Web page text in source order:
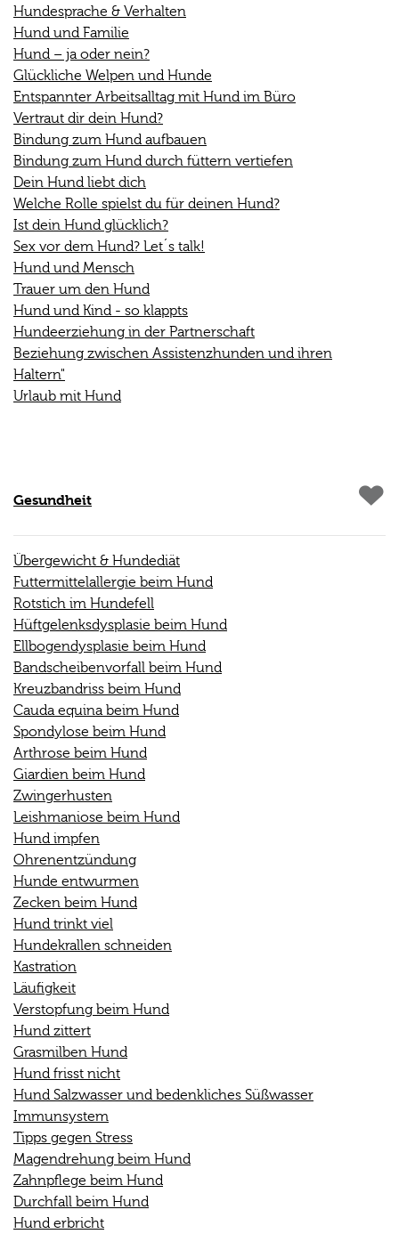
Hundesprache & Verhalten
Hund und Familie
Hund – ja oder nein?
Glückliche Welpen und Hunde
Entspannter Arbeitsalltag mit Hund im Büro
Vertraut dir dein Hund?
Bindung zum Hund aufbauen
Bindung zum Hund durch füttern vertiefen
Dein Hund liebt dich
Welche Rolle spielst du für deinen Hund?
Ist dein Hund glücklich?
Sex vor dem Hund? Let´s talk!
Hund und Mensch
Trauer um den Hund
Hund und Kind - so klappts
Hundeerziehung in der Partnerschaft
Beziehung zwischen Assistenzhunden und ihren
Haltern"
Urlaub mit Hund
Gesundheit
Übergewicht & Hundediät
Futtermittelallergie beim Hund
Rotstich im Hundefell
Hüftgelenksdysplasie beim Hund
Ellbogendysplasie beim Hund
Bandscheibenvorfall beim Hund
Kreuzbandriss beim Hund
Cauda equina beim Hund
Spondylose beim Hund
Arthrose beim Hund
Giardien beim Hund
Zwingerhusten
Leishmaniose beim Hund
Hund impfen
Ohrenentzündung
Hunde entwurmen
Zecken beim Hund
Hund trinkt viel
Hundekrallen schneiden
Kastration
Läufigkeit
Verstopfung beim Hund
Hund zittert
Grasmilben Hund
Hund frisst nicht
Hund Salzwasser und bedenkliches Süßwasser
Immunsystem
Tipps gegen Stress
Magendrehung beim Hund
Zahnpflege beim Hund
Durchfall beim Hund
Hund erbricht